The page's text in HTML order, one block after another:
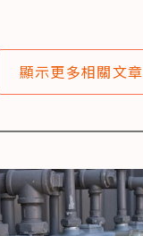
顯示更多相關文章